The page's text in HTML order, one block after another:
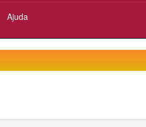
Ajuda